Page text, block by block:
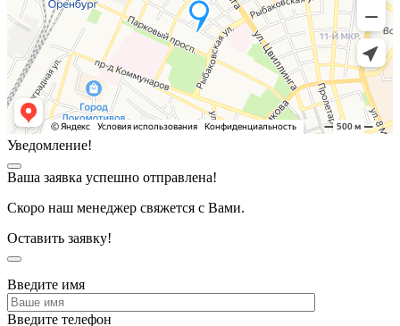
Уведомление!
Ваша заявка успешно отправлена!
Скоро наш менеджер свяжется с Вами.
Оставить заявку!
Введите имя
Введите телефон